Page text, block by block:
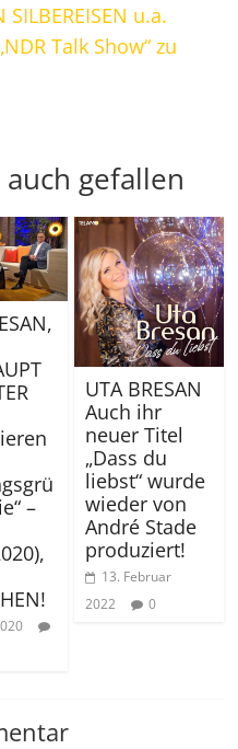
SILBEREISEN u.a.
Talk Show“ zu
gefallen
–
UTA BRESAN
Auch ihr
neuer Titel
„Dass du
liebst“ wurde
wieder von
André Stade
produziert!
13. Februar
2022
0